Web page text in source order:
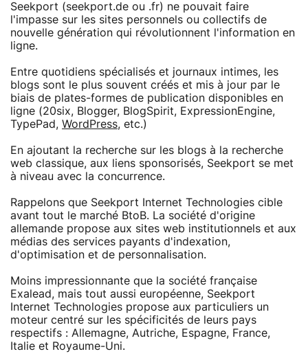
Seekport (seekport.de ou .fr) ne pouvait faire
l'impasse sur les sites personnels ou collectifs de
nouvelle génération qui révolutionnent l'information en
ligne.
Entre quotidiens spécialisés et journaux intimes, les
blogs sont le plus souvent créés et mis à jour par le
biais de plates-formes de publication disponibles en
ligne (20six, Blogger, BlogSpirit, ExpressionEngine,
TypePad, WordPress, etc.)
En ajoutant la recherche sur les blogs à la recherche
web classique, aux liens sponsorisés, Seekport se met
à niveau avec la concurrence.
Rappelons que Seekport Internet Technologies cible
avant tout le marché BtoB. La société d'origine
allemande propose aux sites web institutionnels et aux
médias des services payants d'indexation,
d'optimisation et de personnalisation.
Moins impressionnante que la société française
Exalead, mais tout aussi européenne, Seekport
Internet Technologies propose aux particuliers un
moteur centré sur les spécificités de leurs pays
respectifs : Allemagne, Autriche, Espagne, France,
Italie et Royaume-Uni.